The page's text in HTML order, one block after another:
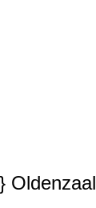
Oldenzaal